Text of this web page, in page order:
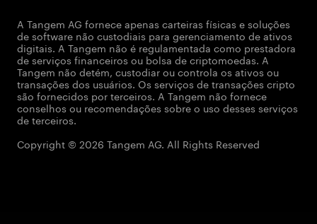
A Tangem AG fornece apenas carteiras físicas e soluções
de software não custodiais para gerenciamento de ativos
digitais. A Tangem não é regulamentada como prestadora
de serviços financeiros ou bolsa de criptomoedas. A
Tangem não detém, custodiar ou controla os ativos ou
transações dos usuários. Os serviços de transações cripto
são fornecidos por terceiros. A Tangem não fornece
conselhos ou recomendações sobre o uso desses serviços
de terceiros.